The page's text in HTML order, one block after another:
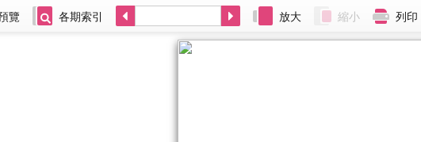
覽 各期索引 放大 縮小 列印